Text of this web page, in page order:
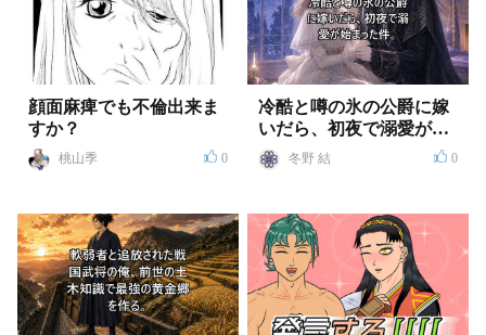
顔面麻痺でも不倫出来ま
すか？
桃山季 0
冷酷と噂の氷の公爵に嫁
いだら、初夜で溺愛が始
まった件
冬野 結 0